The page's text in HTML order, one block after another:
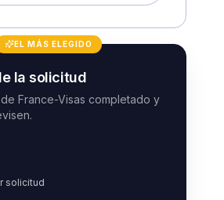
EL MÁS ELEGIDO
la solicitud
France-Visas completado y
solicitud